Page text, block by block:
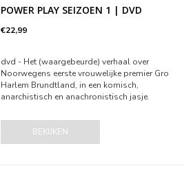
POWER PLAY SEIZOEN 1 | DVD
€22,99
dvd - Het (waargebeurde) verhaal over
Noorwegens eerste vrouwelijke premier Gro
Harlem Brundtland, in een komisch,
anarchistisch en anachronistisch jasje.
BEKIJKEN